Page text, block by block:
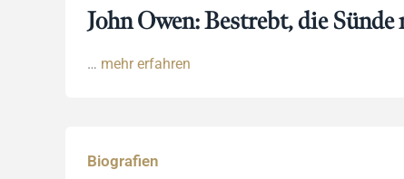
John Owen: Bestrebt, die
… mehr erfahren
Biografien